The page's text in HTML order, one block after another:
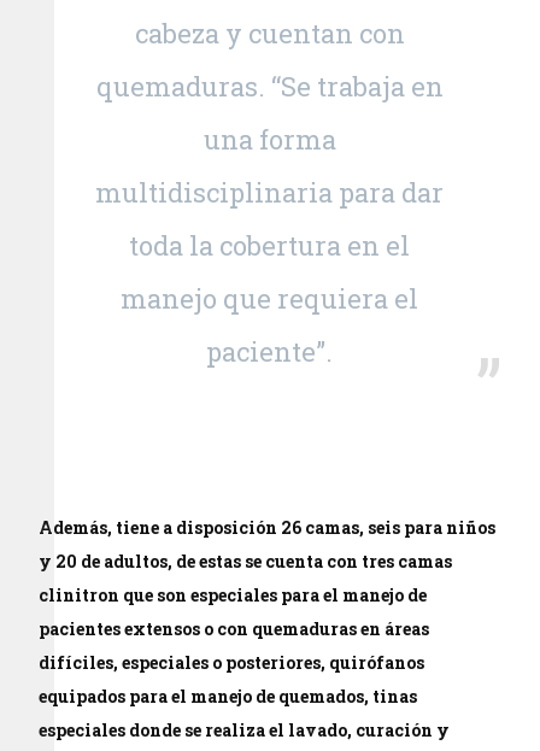
cabeza y cuentan con
quemaduras. “Se trabaja en
una forma
multidisciplinaria para dar
toda la cobertura en el
manejo que requiera el
paciente”.
Además, tiene a disposición 26 camas, seis para niños
y 20 de adultos, de estas se cuenta con tres camas
clinitron que son especiales para el manejo de
pacientes extensos o con quemaduras en áreas
difíciles, especiales o posteriores, quirófanos
equipados para el manejo de quemados, tinas
especiales donde se realiza el lavado, curación y